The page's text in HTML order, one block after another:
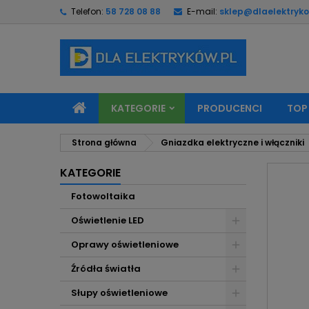
Telefon: 58 728 08 88 E-mail:
KATEGORIE PRODUCENCI
Strona główna Gniazdka elektryczne i włączniki
KATEGORIE
Fotowoltaika
Oświetlenie LED
Oprawy oświetleniowe
Źródła światła
Słupy oświetleniowe